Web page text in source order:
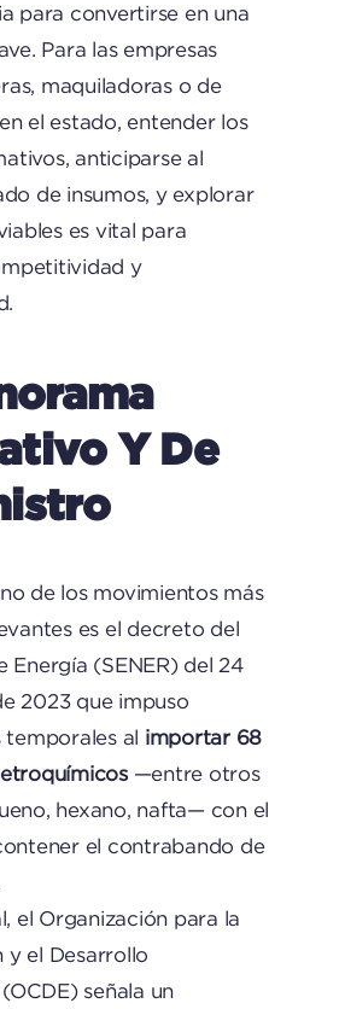
para convertirse en una
Para las empresas
maquiladoras o de
el estado, entender los
anticiparse al
de insumos, y explorar
es vital para
y
Y De
de los movimientos más
es el decreto del
Energía (SENER) del 24
2023 que impuso
temporales al importar 68
—entre otros
hexano, nafta— con el
el contrabando de
el Organización para la
y el Desarrollo
señala un